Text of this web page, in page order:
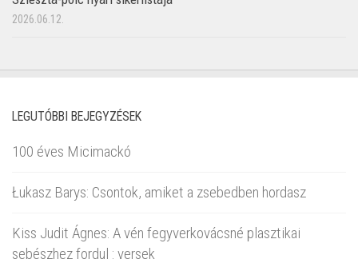
2026.06.12.
LEGUTÓBBI BEJEGYZÉSEK
100 éves Micimackó
Łukasz Barys: Csontok, amiket a zsebedben hordasz
Kiss Judit Ágnes: A vén fegyverkovácsné plasztikai
sebészhez fordul : versek